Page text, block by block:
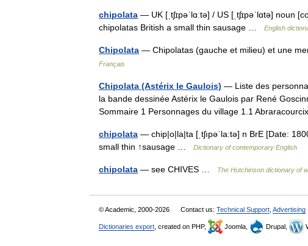
chipolata — UK [ˌtʃɪpəˈlɑːtə] / US [ˌtʃɪpəˈlɑtə]
chipolatas British a small thin sausage …
English
Chipolata — Chipolatas (gauche et milieu) et une
Français
Chipolata (Astérix le Gaulois) — Liste des
la bande dessinée Astérix le Gaulois par René
Sommaire 1 Personnages du village 1.1
chipolata — chip|o|la|ta [ˌtʃıpəˈla:tə] n BrE [Date:
small thin ↑sausage …
Dictionary of contemporary English
chipolata — see CHIVES … The Hutchinson dictionary of
© Academic, 2000-2026 Contact us: Technical Support Advertising
Dictionaries export , created on PHP, Joomla, Drupal,